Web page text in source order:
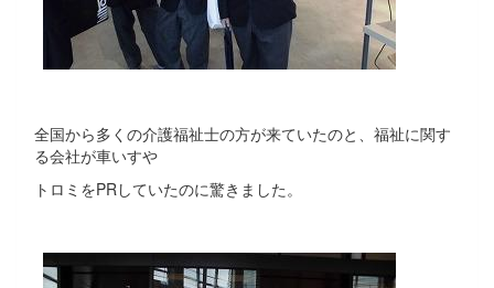
全国から多くの介護福祉士の方が来ていたのと、福祉に関す
る会社が車いすや
トロミをPRしていたのに驚きました。